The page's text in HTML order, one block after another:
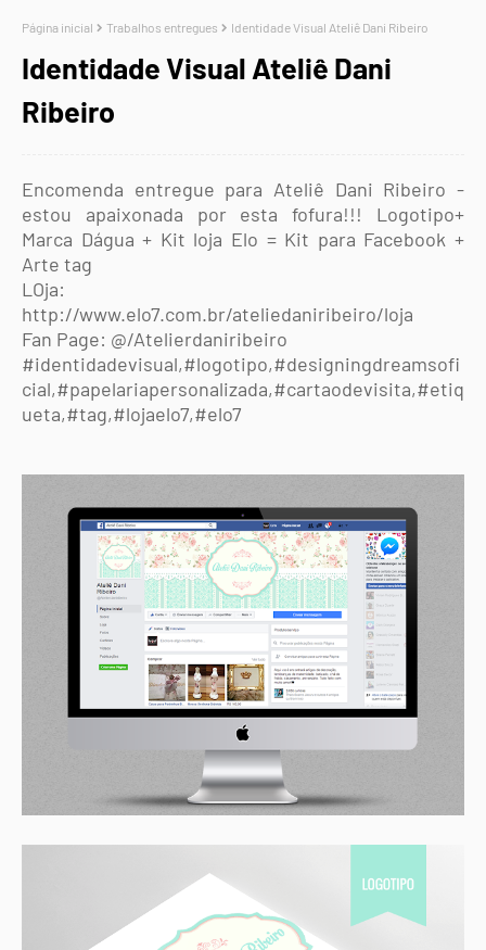
Página inicial Trabalhos entregues Identidade Visual Ateliê Dani Ribeiro
Identidade Visual Ateliê Dani
Ribeiro
Encomenda entregue para Ateliê Dani Ribeiro -
estou apaixonada por esta fofura!!! Logotipo+
Marca Dágua + Kit loja Elo = Kit para Facebook +
Arte tag
LOja:
http://www.elo7.com.br/ateliedaniribeiro/loja
Fan Page: @/Atelierdaniribeiro
#identidadevisual,#logotipo,#designingdreamsofi
cial,#papelariapersonalizada,#cartaodevisita,#etiq
ueta,#tag,#lojaelo7,#elo7